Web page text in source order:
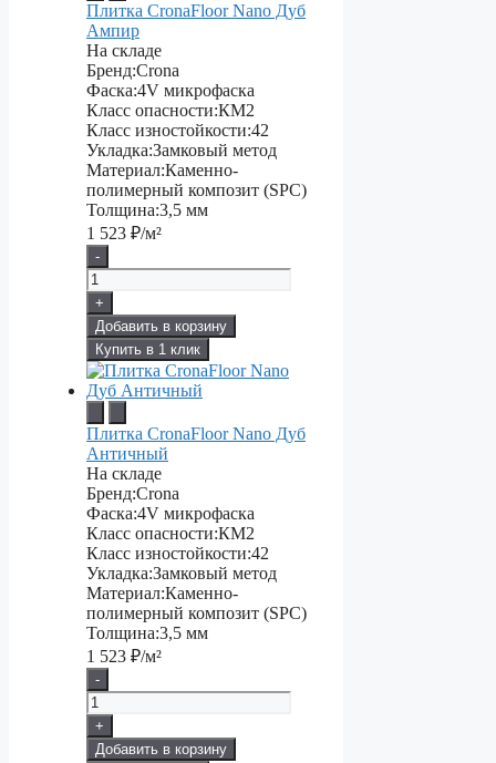
Плитка CronaFloor Nano Дуб
Ампир
На складе
Бренд:Crona
Фаска:4V микрофаска
Класс опасности:КМ2
Класс изностойкости:42
Укладка:Замковый метод
Материал:Каменно-
полимерный композит (SPC)
Толщина:3,5 мм
1 523 ₽/м²
-
+
Добавить в корзину
Купить в 1 клик
Плитка CronaFloor Nano Дуб
Античный
На складе
Бренд:Crona
Фаска:4V микрофаска
Класс опасности:КМ2
Класс изностойкости:42
Укладка:Замковый метод
Материал:Каменно-
полимерный композит (SPC)
Толщина:3,5 мм
1 523 ₽/м²
-
+
Добавить в корзину